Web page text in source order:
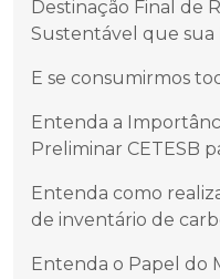
Destinação Final de
Sustentável que sua
E se consumirmos
Entenda a
Preliminar CETESB
Entenda como
de inventário de
Entenda o Papel do